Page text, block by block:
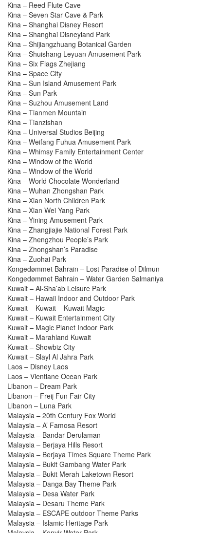
Kina – Reed Flute Cave
Kina – Seven Star Cave & Park
Kina – Shanghai Disney Resort
Kina – Shanghai Disneyland Park
Kina – Shijiangzhuang Botanical Garden
Kina – Shuishang Leyuan Amusement Park
Kina – Six Flags Zhejiang
Kina – Space City
Kina – Sun Island Amusement Park
Kina – Sun Park
Kina – Suzhou Amusement Land
Kina – Tianmen Mountain
Kina – Tianzishan
Kina – Universal Studios Beijing
Kina – Weifang Fuhua Amusement Park
Kina – Whimsy Family Entertainment Center
Kina – Window of the World
Kina – Window of the World
Kina – World Chocolate Wonderland
Kina – Wuhan Zhongshan Park
Kina – Xian North Children Park
Kina – Xian Wei Yang Park
Kina – Yining Amusement Park
Kina – Zhangjiajie National Forest Park
Kina – Zhengzhou People’s Park
Kina – Zhongshan’s Paradise
Kina – Zuohai Park
Kongedømmet Bahrain – Lost Paradise of Dilmun
Kongedømmet Bahrain – Water Garden Salmaniya
Kuwait – Al-Sha’ab Leisure Park
Kuwait – Hawaii Indoor and Outdoor Park
Kuwait – Kuwait – Kuwait Magic
Kuwait – Kuwait Entertainment City
Kuwait – Magic Planet Indoor Park
Kuwait – Marahland Kuwait
Kuwait – Showbiz City
Kuwait – Slayl Al Jahra Park
Laos – Disney Laos
Laos – Vientiane Ocean Park
Libanon – Dream Park
Libanon – Freij Fun Fair City
Libanon – Luna Park
Malaysia – 20th Century Fox World
Malaysia – A’ Famosa Resort
Malaysia – Bandar Derulaman
Malaysia – Berjaya Hills Resort
Malaysia – Berjaya Times Square Theme Park
Malaysia – Bukit Gambang Water Park
Malaysia – Bukit Merah Laketown Resort
Malaysia – Danga Bay Theme Park
Malaysia – Desa Water Park
Malaysia – Desaru Theme Park
Malaysia – ESCAPE outdoor Theme Parks
Malaysia – Islamic Heritage Park